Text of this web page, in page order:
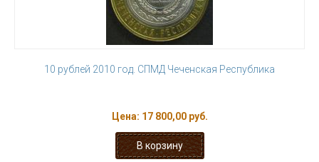
10 рублей 2010 год. СПМД Чеченская Республика
Цена: 17 800,00 руб.